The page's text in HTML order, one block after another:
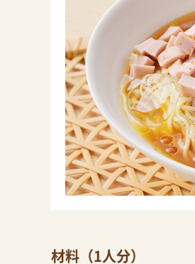
材料（1人分）